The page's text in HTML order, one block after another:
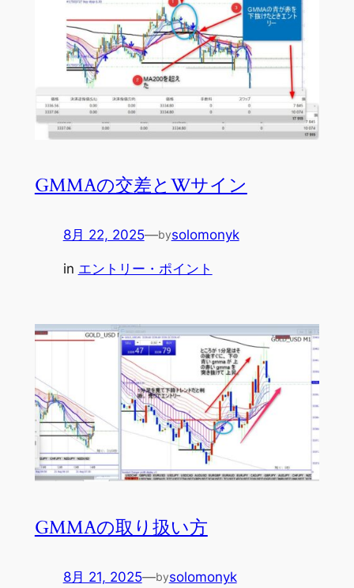
GMMAの交差とWサイン
8月 22, 2025—bysolomonyk
in エントリー・ポイント
GMMAの取り扱い方
8月 21, 2025—bysolomonyk